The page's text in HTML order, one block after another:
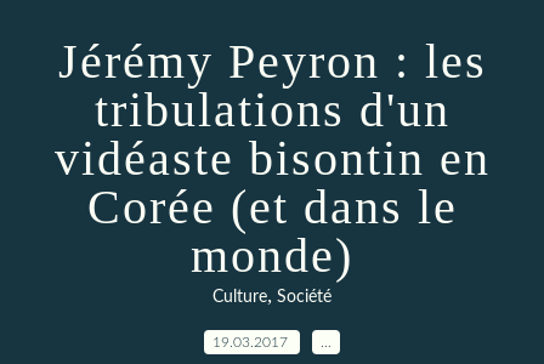
Jérémy Peyron : les
tribulations d'un
vidéaste bisontin en
Corée (et dans le
monde)
Culture, Société
19.03.2017